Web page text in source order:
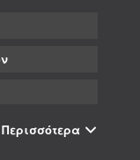
Περισσότερα